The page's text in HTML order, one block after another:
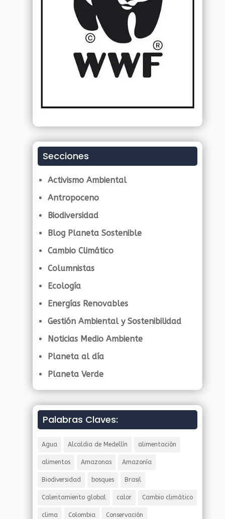
Secciones
Activismo Ambiental
Antropoceno
Biodiversidad
Blog Planeta Sostenible
Cambio Climático
Columnistas
Ecología
Energías Renovables
Gestión Ambiental y Sostenibilidad
Noticias Medio Ambiente
Planeta al día
Planeta Verde
Palabras Claves:
Agua Alcaldia de Medellín alimentación
alimentos Amazonas Amazonía
Biodiversidad bosques Brasil
Calentamiento global calor Cambio climático
clima Colombia Conservación